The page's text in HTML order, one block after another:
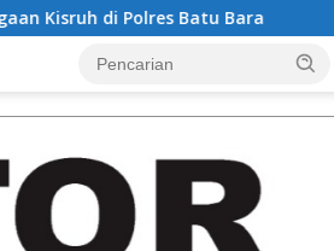
Donor Darah HUT Bank Aceh